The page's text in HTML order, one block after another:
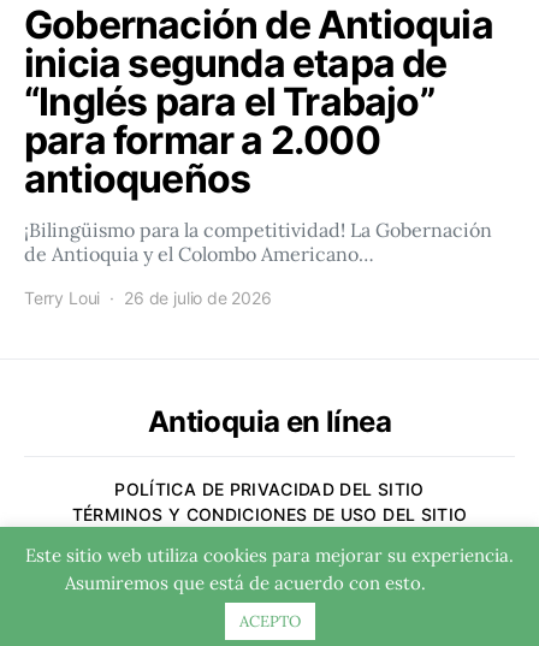
Gobernación de Antioquia
inicia segunda etapa de
“Inglés para el Trabajo”
para formar a 2.000
antioqueños
¡Bilingüismo para la competitividad! La Gobernación
de Antioquia y el Colombo Americano…
Terry Loui 26 de julio de 2026
Antioquia en línea
POLÍTICA DE PRIVACIDAD DEL SITIO
TÉRMINOS Y CONDICIONES DE USO DEL SITIO
Designed & Developed byCode Supply Co.
Este sitio web utiliza cookies para mejorar su experiencia.
Asumiremos que está de acuerdo con esto.
ACEPTO